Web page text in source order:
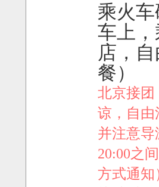
乘火
车上
店，
餐）
北京接团
谅，自
并注意导
20:00之
方式通知